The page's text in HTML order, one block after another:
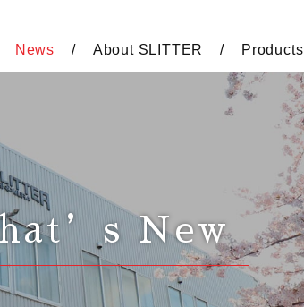
News About SLITTER Products
New